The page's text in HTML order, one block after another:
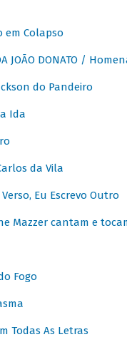
em Colapso
JOÃO DONATO /
do Pandeiro
Ida
da Vila
Eu Escrevo Outro
Mazzer cantam e
Fogo
Todas As Letras